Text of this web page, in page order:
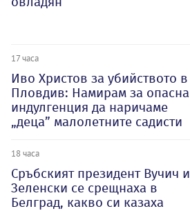
17 часа
Иво Христов за убийството в
Пловдив: Намирам за опасна
индулгенция да наричаме
„деца” малолетните садисти
18 часа
Сръбският президент Вучич и
Зеленски се срещнаха в
Белград, какво си казаха